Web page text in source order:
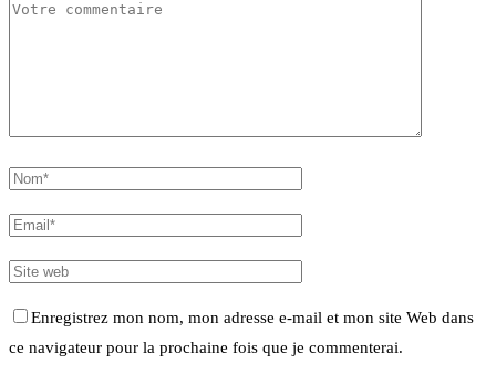
Enregistrez mon nom, mon adresse e-mail et mon site Web dans
ce navigateur pour la prochaine fois que je commenterai.